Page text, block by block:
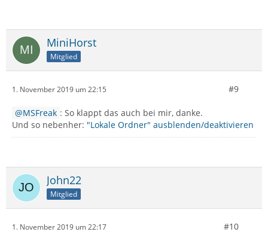
MiniHorst
Mitglied
1. November 2019 um 22:15 #9
MSFreak : So klappt das auch bei mir, danke.
Und so nebenher: "Lokale Ordner" ausblenden/deaktivieren
John22
Mitglied
1. November 2019 um 22:17 #10